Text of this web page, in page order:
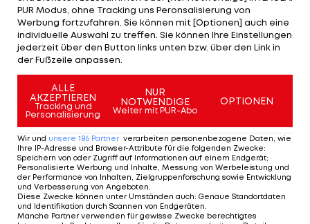
macht hingegen viel Betrieb, verfügt mit
Arnautovic als Solo-Spitze aber nicht über
genügend Durchschlagskraft. Mit dem ersten
Juve-Versuch im zweiten Durchgang findet ein
Weg ins Netz zur Vorentscheidung (69.).
Arnautovic spielt in seinem 16. Ligaspiel in Italiens
höchster Spielklasse durch und hält weiterhin bei
sechs Toren und einem Assist.
Juventus (31 Pkt.) rückt damit in der Tabelle auf
Rang sechs vor, Bologna (24) ist nach der dritten
PUR Modus, ohne Tracking uns Peronsalisierung von
Werbung fortzufahren. Sie können mit [Optionen] auch eine
individuelle Auswahl zu treffen. Sie können Ihre Einstellungen
jederzeit über den Button links unten bzw. über den Link in
der Fußzeile anpassen.
ALLE
AKZEPTIEREN
Tracking und
Personalisierung
NUR
NOTWENDIGE
Weiter mit PUR-Abo
OPTIONEN
Wir und unsere 186 Partner verarbeiten personenbezogene Daten, wie
Ihre IP-Adresse und Browser-Attribute für die folgenden Zwecke:
Speichern von oder Zugriff auf Informationen auf einem Endgerät;
Personalisierte Werbung und Inhalte, Messung von Werbeleistung und
der Performance von Inhalten, Zielgruppenforschung sowie Entwicklung
und Verbesserung von Angeboten
Diese Zwecke können unter Umständen auch: Genaue Standortdaten
und Identifikation durch Scannen von Endgeräten
Manche Partner verwenden für gewisse Zwecke berechtigtes